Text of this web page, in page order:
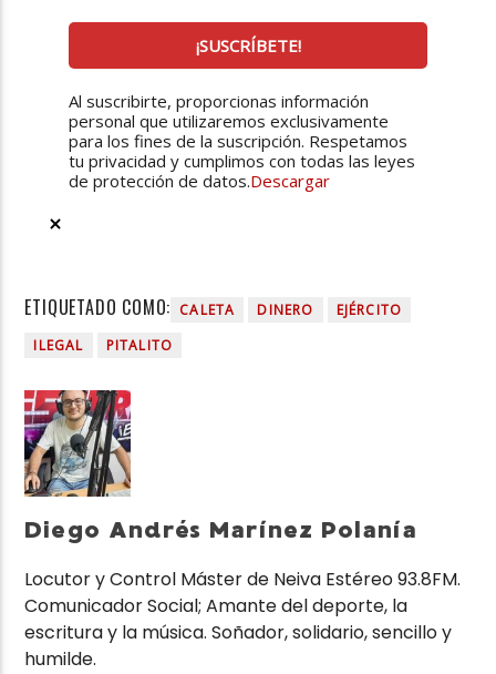
Al suscribirte, proporcionas información
personal que utilizaremos exclusivamente
para los fines de la suscripción. Respetamos
tu privacidad y cumplimos con todas las leyes
de protección de datos.Descargar
ETIQUETADO COMO: CALETA DINERO
EJÉRCITO
ILEGAL
PITALITO
Diego Andrés Marínez Polanía
Locutor y Control Máster de Neiva Estéreo 93.8FM.
Comunicador Social; Amante del deporte, la
escritura y la música. Soñador, solidario, sencillo y
humilde.